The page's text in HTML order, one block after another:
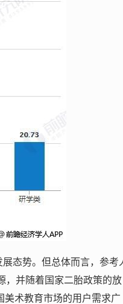
态势。但总体而言，参考
，并随着国家二胎政策的放
美术教育市场的用户需求广